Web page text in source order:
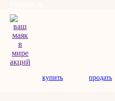
купить продать